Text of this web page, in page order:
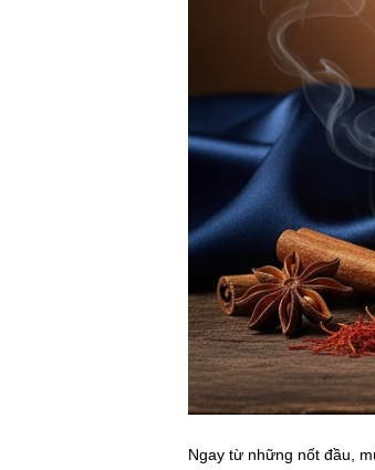
Ngay từ những nốt đầu,